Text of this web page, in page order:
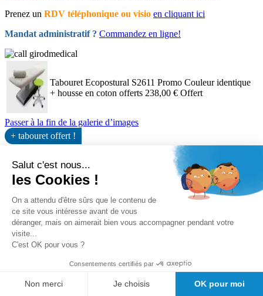
Prenez un RDV téléphonique ou visio en cliquant ici
Mandat administratif ? Commandez en ligne!
Tabouret Ecopostural S2611 Promo Couleur identique
+ housse en coton offerts 238,00 € Offert
Passer à la fin de la galerie d’images
+ tabouret offert !
Salut c'est nous...
les Cookies !
On a attendu d'être sûrs que le contenu de
ce site vous intéresse avant de vous
déranger, mais on aimerait bien vous accompagner pendant votre
visite...
C'est OK pour vous ?
Consentements certifiés par
Non merci Je choisis OK pour moi